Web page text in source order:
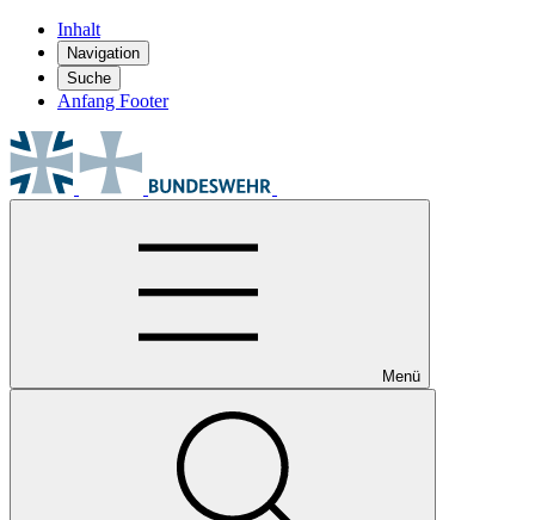
Inhalt
Navigation
Suche
Anfang Footer
Menü